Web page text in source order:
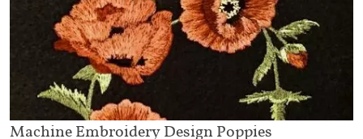
Machine Embroidery Design Poppies